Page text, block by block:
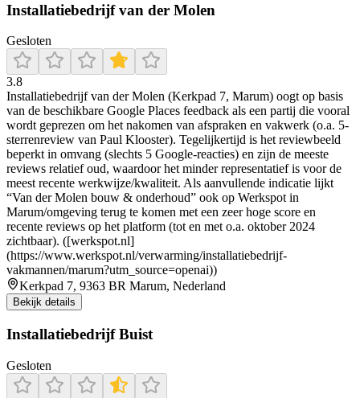
Installatiebedrijf van der Molen
Gesloten
3.8
Installatiebedrijf van der Molen (Kerkpad 7, Marum) oogt op basis
van de beschikbare Google Places feedback als een partij die vooral
wordt geprezen om het nakomen van afspraken en vakwerk (o.a. 5-
sterrenreview van Paul Klooster). Tegelijkertijd is het reviewbeeld
beperkt in omvang (slechts 5 Google-reacties) en zijn de meeste
reviews relatief oud, waardoor het minder representatief is voor de
meest recente werkwijze/kwaliteit. Als aanvullende indicatie lijkt
“Van der Molen bouw & onderhoud” ook op Werkspot in
Marum/omgeving terug te komen met een zeer hoge score en
recente reviews op het platform (tot en met o.a. oktober 2024
zichtbaar). ([werkspot.nl]
(https://www.werkspot.nl/verwarming/installatiebedrijf-
vakmannen/marum?utm_source=openai))
Kerkpad 7, 9363 BR Marum, Nederland
Bekijk details
Installatiebedrijf Buist
Gesloten